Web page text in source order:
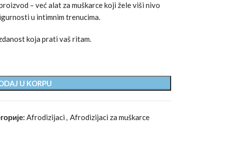
– već alat za muškarce koji žele viši nivo
u intimnim trenucima.
koja prati vaš ritam.
U KORPU
Afrodizijaci , Afrodizijaci za muškarce